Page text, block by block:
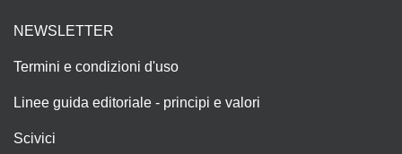
NEWSLETTER
Termini e condizioni d'uso
Linee guida editoriale - principi e valori
Scivici